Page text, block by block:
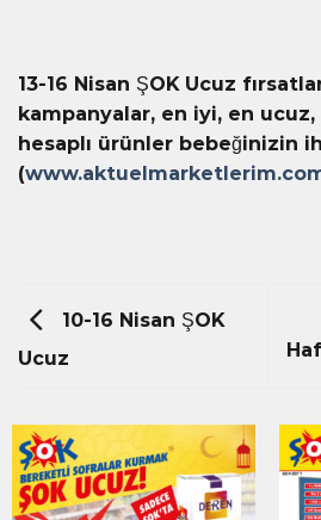
13-16 Nisan ŞOK Ucuz
kampanyalar, en iyi, en
hesaplı ürünler bebeğinizin
(
10-16 Nisan ŞOK
Ucuz